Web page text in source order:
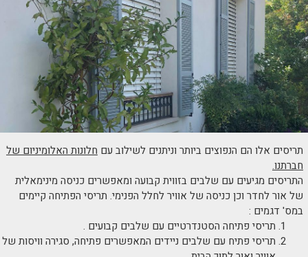
תריסים אלו הם הנפוצים ביותר וניתנים לשילוב עם חלונות האלומיניום של
חברתנו.
התריסים מגיעים עם שלבים בזווית קבועה ומאפשרים כניסה מינימאלית
של אור לחדר וכן כניסה של אוויר לחלל הפנימי. תריסי הפתיחה קיימים
במס' דגמים :
תריסי פתיחה הסטנדרטיים עם שלבים קבועים .
תריסי פתיח עם שלבים ניידים המאפשרים פתיחה, סגירה וויסות של